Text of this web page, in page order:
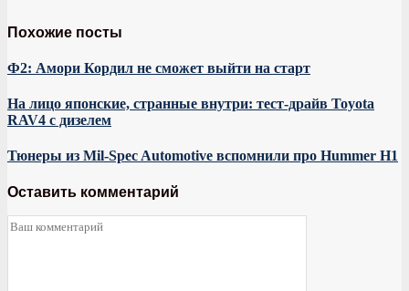
Похожие посты
Ф2: Амори Кордил не сможет выйти на старт
На лицо японские, странные внутри: тест-драйв Toyota
RAV4 c дизелем
Тюнеры из Mil-Spec Automotive вспомнили про Hummer H1
Оставить комментарий